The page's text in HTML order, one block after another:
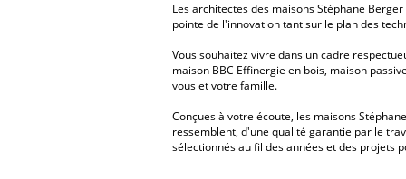
Les architectes des maisons Stéphane
pointe de l'innovation tant sur le plan des
Vous souhaitez vivre dans un cadre
maison BBC Effinergie en bois, maison
vous et votre famille.
Conçues à votre écoute, les maisons
ressemblent, d'une qualité garantie par le
sélectionnés au fil des années et des projets